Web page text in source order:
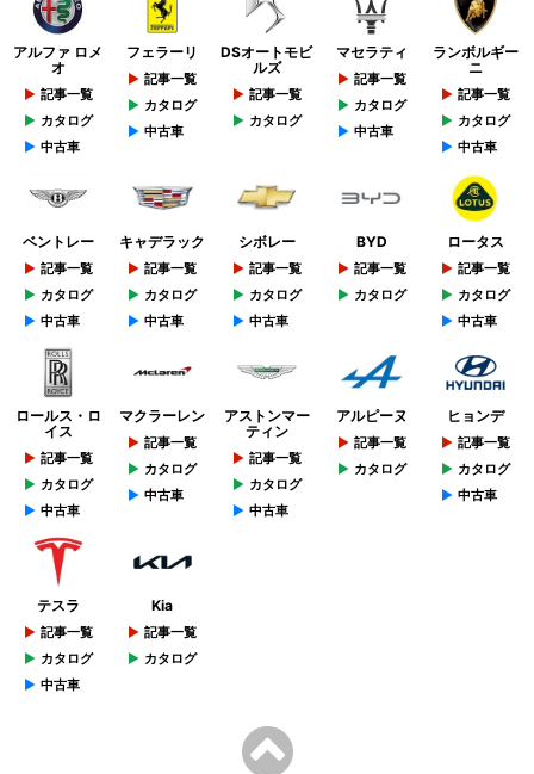
アルファ ロメ
オ
記事一覧
カタログ
中古車
フェラーリ
記事一覧
カタログ
中古車
DSオートモビ
ルズ
記事一覧
カタログ
マセラティ
記事一覧
カタログ
中古車
ランボルギー
ニ
記事一覧
カタログ
中古車
ベントレー
記事一覧
カタログ
中古車
キャデラック
記事一覧
カタログ
中古車
シボレー
記事一覧
カタログ
中古車
BYD
記事一覧
カタログ
ロータス
記事一覧
カタログ
中古車
ロールス・ロ
イス
記事一覧
カタログ
中古車
マクラーレン
記事一覧
カタログ
中古車
アストンマー
ティン
記事一覧
カタログ
中古車
アルピーヌ
記事一覧
カタログ
ヒョンデ
記事一覧
カタログ
中古車
テスラ
記事一覧
カタログ
中古車
Kia
記事一覧
カタログ